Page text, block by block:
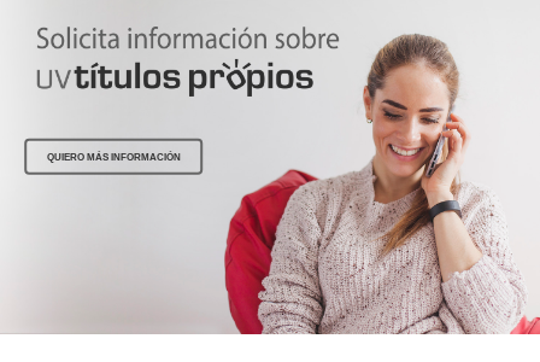
QUIERO MÁS INFORMACIÓN